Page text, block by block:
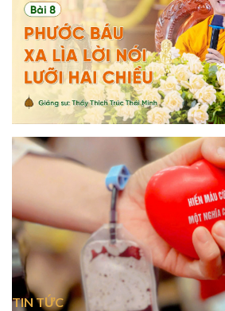
TIN TỨC